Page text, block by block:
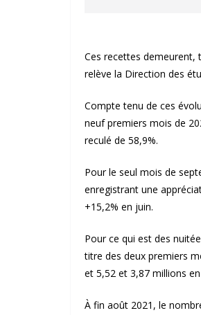
Ces recettes demeurent,
relève la Direction des
Compte tenu de ces
neuf premiers mois de
reculé de 58,9%.
Pour le seul mois de
enregistrant une
+15,2% en juin.
Pour ce qui est des
titre des deux premiers
et 5,52 et 3,87 millions
À fin août 2021, le